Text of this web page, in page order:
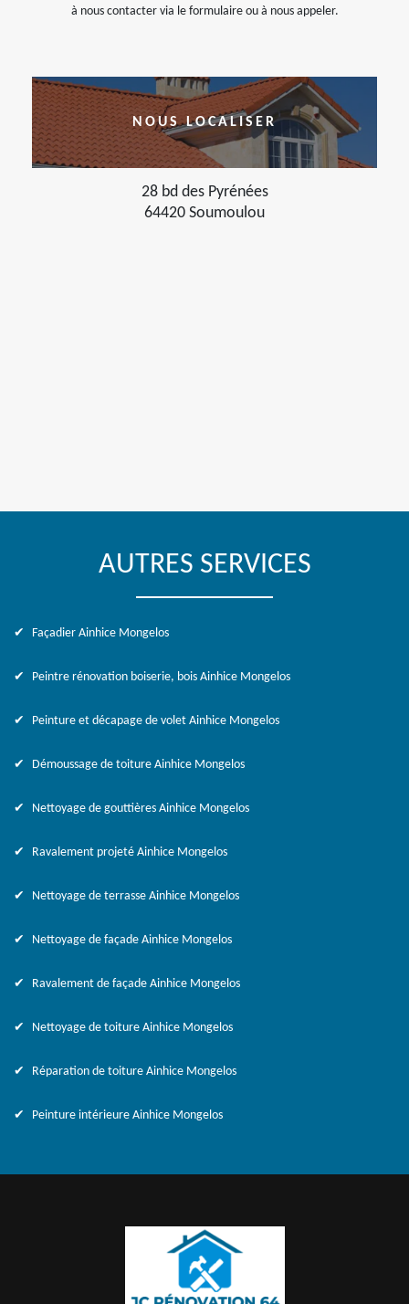
à nous contacter via le formulaire ou à nous appeler.
NOUS LOCALISER
28 bd des Pyrénées
64420 Soumoulou
AUTRES SERVICES
Façadier Ainhice Mongelos
Peintre rénovation boiserie, bois Ainhice Mongelos
Peinture et décapage de volet Ainhice Mongelos
Démoussage de toiture Ainhice Mongelos
Nettoyage de gouttières Ainhice Mongelos
Ravalement projeté Ainhice Mongelos
Nettoyage de terrasse Ainhice Mongelos
Nettoyage de façade Ainhice Mongelos
Ravalement de façade Ainhice Mongelos
Nettoyage de toiture Ainhice Mongelos
Réparation de toiture Ainhice Mongelos
Peinture intérieure Ainhice Mongelos